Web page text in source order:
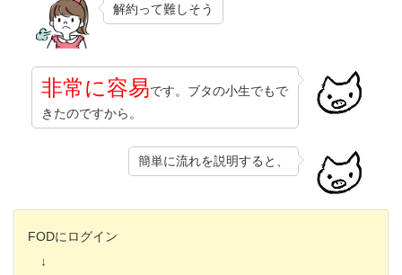
解約って難しそう
非常に容易です。ブタの小生でもで
きたのですから。
簡単に流れを説明すると、
FODにログイン
↓